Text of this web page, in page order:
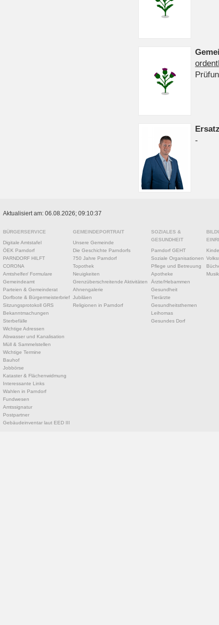
-
Aktualisiert am: 06.08.2026; 09:10:37
BÜRGERSERVICE
Digitale Amtstafel
ÖEK Parndorf
PARNDORF HILFT
CORONA
Amtshelfer/ Formulare
Gemeindeamt
Parteien & Gemeinderat
Dorfbote & Bürgermeisterbrief
Sitzungsprotokoll GRS
Bekanntmachungen
Sterbefälle
Wichtige Adressen
Abwasser und Kanalisation
Müll & Sammelstellen
Wichtige Termine
Bauhof
Jobbörse
Kataster & Flächenwidmung
Interessante Links
Wahlen in Parndorf
Fundwesen
Amtssignatur
Postpartner
Gebäudeinventar laut EED III
GEMEINDEPORTRAIT
Unsere Gemeinde
Die Geschichte Parndorfs
750 Jahre Parndorf
Topothek
Neuigkeiten
Grenzüberschreitende Aktivitäten
Ahnengalerie
Jubiläen
Religionen in Parndorf
SOZIALES &
GESUNDHEIT
Parndorf GEHT
Soziale Organisationen
Pflege und Betreuung
Apotheke
Ärzte/Hebammen
Gesundheit
Tierärzte
Gesundheitsthemen
Leihomas
Gesundes Dorf